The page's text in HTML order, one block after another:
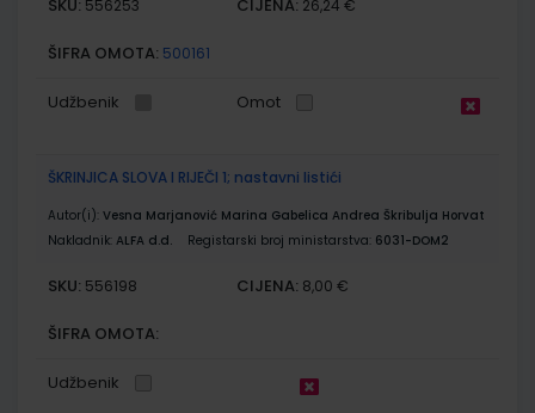
SKU: 556253 CIJENA: 26,24 €
ŠIFRA OMOTA: 500161
Udžbenik Omot
ŠKRINJICA SLOVA I RIJEČI 1; nastavni listići
Autor(i): Vesna Marjanović Marina Gabelica Andrea Škribulja Horvat
Nakladnik: ALFA d.d. Registarski broj ministarstva: 6031-DOM2
SKU: 556198 CIJENA: 8,00 €
ŠIFRA OMOTA:
Udžbenik